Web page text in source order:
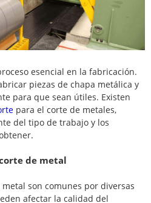
esencial en la fabricación.
piezas de chapa metálica y
para que sean útiles. Existen
para el corte de metales,
del tipo de trabajo y los
de metal
son comunes por diversas
afectar la calidad del